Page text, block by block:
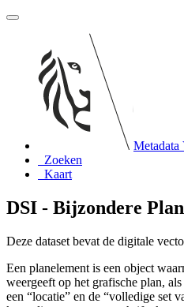
Metadata
Zoeken
Kaart
DSI - Bijzondere
Deze dataset bevat de digitale
Een planelement is een object
weergeeft op het grafische plan,
een “locatie” en de “volledige set